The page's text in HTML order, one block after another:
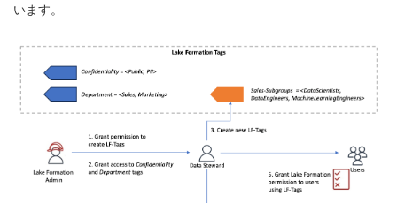
います。